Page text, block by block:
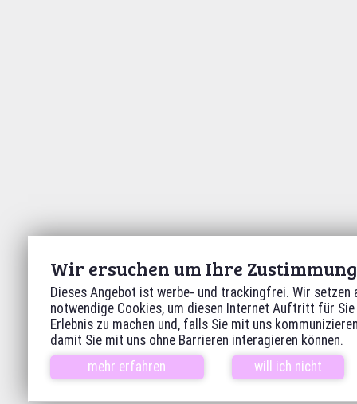
Wir ersuchen um Ihre
Dieses Angebot ist werbe- und trackingfrei. Wir setzen
notwendige Cookies, um diesen Internet Auftritt für
Erlebnis zu machen und, falls Sie mit uns
damit Sie mit uns ohne Barrieren interagieren können.
will ich nicht
mehr erfahren